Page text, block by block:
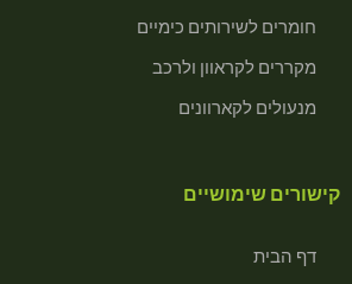
חומרים לשירותים כימיים
מקררים לקראוון ולרכב
מנעולים לקארוונים
קישורים שימושיים
דף הבית